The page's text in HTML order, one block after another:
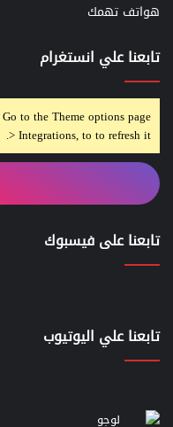
هواتف تهمك
تابعنا علي انستغرام
to the Theme options page
> Integrations, to to refresh it.
تابعنا على فيسبوك
تابعنا علي اليوتيوب